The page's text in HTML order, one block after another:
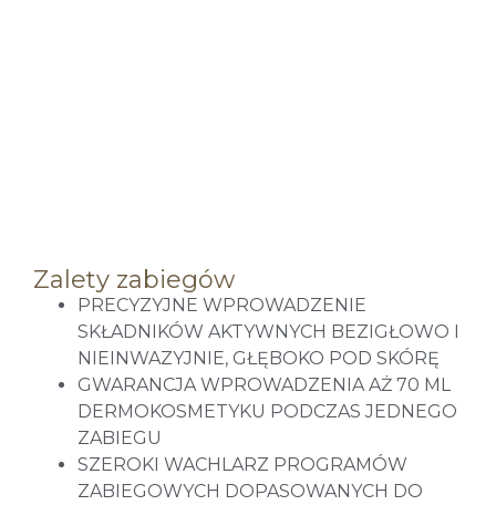
Zalety zabiegów
PRECYZYJNE WPROWADZENIE
SKŁADNIKÓW AKTYWNYCH BEZIGŁOWO I
NIEINWAZYJNIE, GŁĘBOKO POD SKÓRĘ
GWARANCJA WPROWADZENIA AŻ 70 ML
DERMOKOSMETYKU PODCZAS JEDNEGO
ZABIEGU
SZEROKI WACHLARZ PROGRAMÓW
ZABIEGOWYCH DOPASOWANYCH DO